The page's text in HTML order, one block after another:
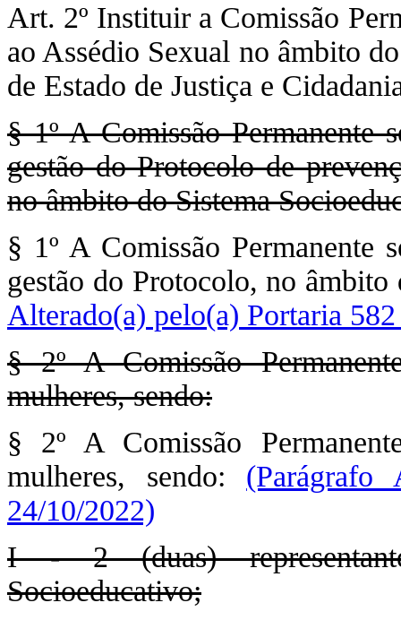
Art. 2º Instituir a Comissão
ao Assédio Sexual no âmbito
de Estado de Justiça e
§ 1º A Comissão Permanente
gestão do Protocolo de
no âmbito do Sistema
§ 1º A Comissão Permanente
gestão do Protocolo, no
Alterado(a) pelo(a) Portaria
§ 2º A Comissão
mulheres, sendo:
§ 2º A Comissão
mulheres, sendo: (Parágrafo
24/10/2022)
I - 2 (duas)
Socioeducativo;